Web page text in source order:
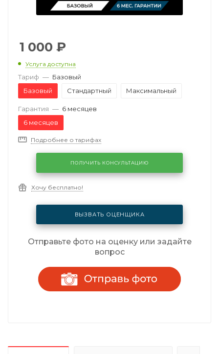
1 000 ₽
Услуга доступна
Тариф — Базовый
Базовый
Стандартный Максимальный
Гарантия — 6 месяцев
6 месяцев
Подробнее о тарифах
ПОЛУЧИТЬ КОНСУЛЬТАЦИЮ
Хочу бесплатно!
ВЫЗВАТЬ ОЦЕНЩИКА
Отправьте фото на оценку или задайте
вопрос